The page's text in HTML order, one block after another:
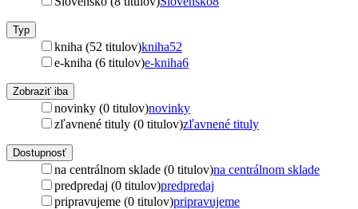
Typ
kniha (52 titulov)kniha52
e-kniha (6 titulov)e-kniha6
Zobraziť iba
novinky (0 titulov)novinky
zľavnené tituly (0 titulov)zľavnené tituly
Dostupnosť
na centrálnom sklade (0 titulov)na centrálnom sklade
predpredaj (0 titulov)predpredaj
pripravujeme (0 titulov)pripravujeme